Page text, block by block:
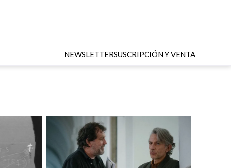
NEWSLETTERSUSCRIPCIÓN Y VENTA